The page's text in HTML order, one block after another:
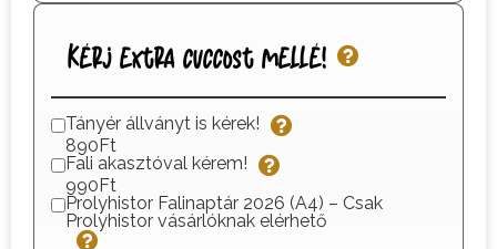
Kérj extra cuccost mellé!
Tányér állványt is kérek!
890Ft
Fali akasztóval kérem!
990Ft
Prolyhistor Falinaptár 2026 (A4) – Csak
Prolyhistor vásárlóknak elérhető